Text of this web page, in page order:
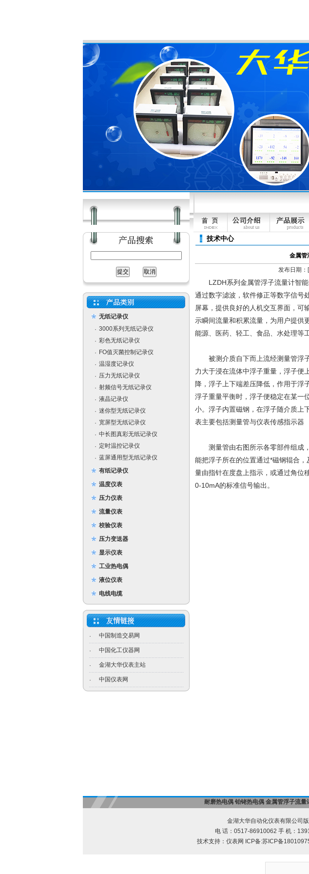
无纸记录仪
· 3000系列无纸记录仪
· 彩色无纸记录仪
· FO值灭菌控制记录仪
· 温湿度记录仪
· 压力无纸记录仪
· 射频信号无纸记录仪
· 液晶记录仪
· 迷你型无纸记录仪
· 宽屏型无纸记录仪
· 中长图真彩无纸记录仪
· 定时温控记录仪
· 蓝屏通用型无纸记录仪
有纸记录仪
温度仪表
压力仪表
流量仪表
校验仪表
压力变送器
显示仪表
工业热电偶
液位仪表
电线电缆
· 中国制造交易网
· 中国化工仪器网
· 金湖大华仪表主站
· 中国仪表网
技术中心
金属管
发布日期
LZDH系列金属管浮子流量计智能
通过数字滤波，软件修正等数字信号
屏幕，提供良好的人机交互界面，可
示瞬间流量和积累流量，为用户提供
能源、医药、轻工、食品、水处理等
被测介质自下而上流经测量管浮子
力大于浸在流体中浮子重量，浮子便
降，浮子上下端差压降低，作用于浮
浮子重量平衡时，浮子便稳定在某一
小。浮子内置磁钢，在浮子随介质上
表主要包括测量管与仪表传感指示器
测量管由右图所示各零部件组成，
能把浮子所在的位置通过*磁钢辊合
量由指针在度盘上指示，或通过角位
0-10mA的标准信号输出。
耐磨热电偶 铂铑热电偶 金属管浮子流量
金湖大华自动化仪表有限公司
电 话：0517-86910062 手 机：
技术支持： 仪表网 ICP备:苏ICP备